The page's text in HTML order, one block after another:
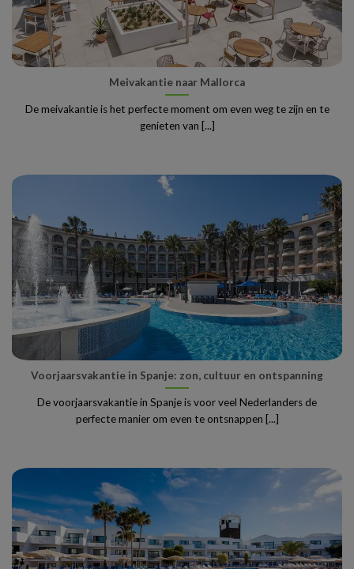
Meivakantie naar Mallorca
De meivakantie is het perfecte moment om even weg te zijn en te
genieten van [...]
Voorjaarsvakantie in Spanje: zon, cultuur en ontspanning
De voorjaarsvakantie in Spanje is voor veel Nederlanders de
perfecte manier om even te ontsnappen [...]